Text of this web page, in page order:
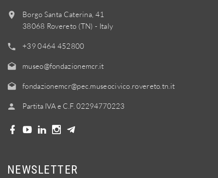
Borgo Santa Caterina, 41
38068 Rovereto (TN) - Italy
+39 0464 452800
museo@fondazionemcr.it
fondazionemcr@pec.museocivico.rovereto.tn.it
Partita IVA e C.F. 02294770223
NEWSLETTER